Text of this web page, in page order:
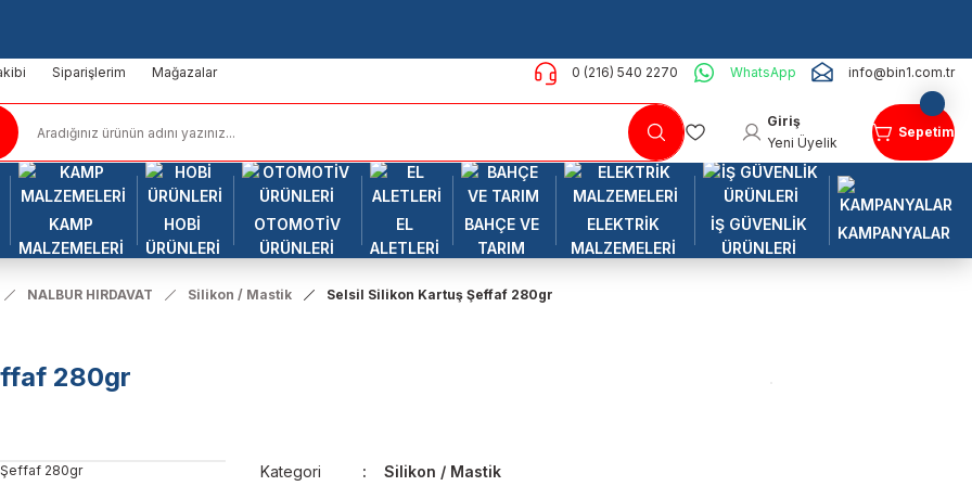
Siparişlerim Mağazalar 0 (216) 540 2270 WhatsApp info@bin1.com.tr
Giriş
Yeni Üyelik
Sepetim
KAMP
MALZEMELERİ
HOBİ
ÜRÜNLERİ
OTOMOTİV
ÜRÜNLERİ
EL
ALETLERİ
BAHÇE VE
TARIM
ELEKTRİK
MALZEMELERİ
İŞ GÜVENLİK
ÜRÜNLERİ
KAMPANYALAR
NALBUR HIRDAVAT Silikon / Mastik Selsil Silikon Kartuş Şeffaf 280gr
280gr
Kategori Silikon / Mastik